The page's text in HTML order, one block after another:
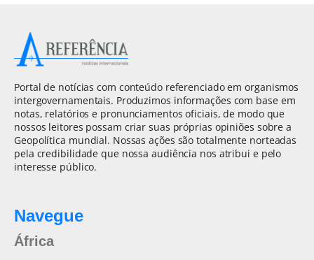
Portal de notícias com conteúdo referenciado em organismos
intergovernamentais. Produzimos informações com base em
notas, relatórios e pronunciamentos oficiais, de modo que
nossos leitores possam criar suas próprias opiniões sobre a
Geopolítica mundial. Nossas ações são totalmente norteadas
pela credibilidade que nossa audiência nos atribui e pelo
interesse público.
Navegue
África